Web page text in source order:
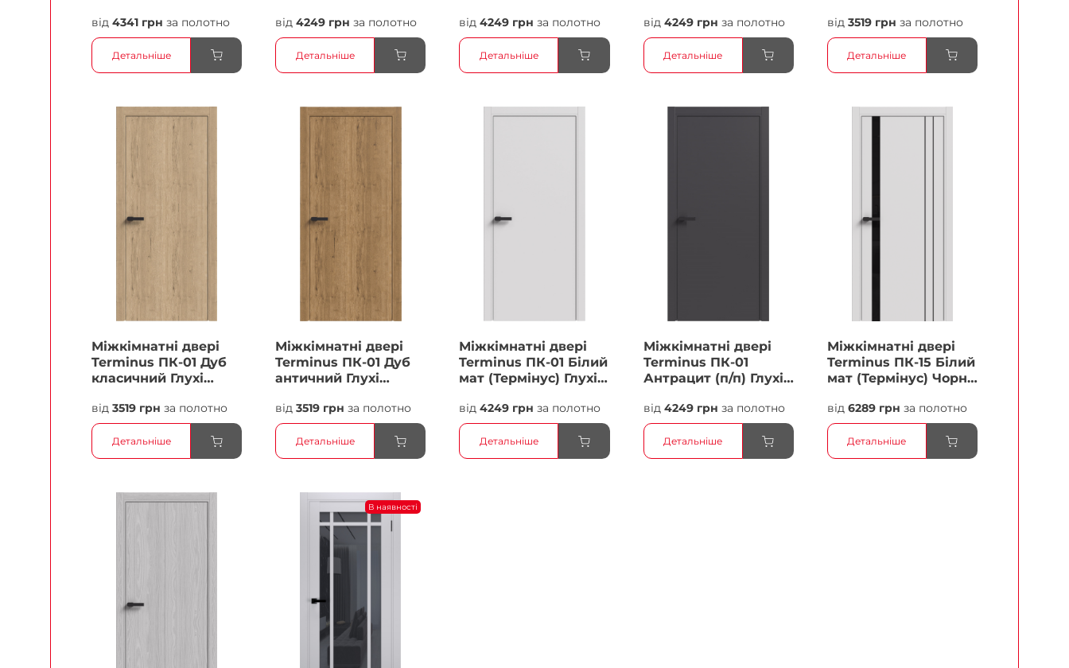
Плівка
від 4341 грн за полотно
Детальніше
від4249 грн за полотно
Детальніше
від4249 грн за полотно
Детальніше
від 4249 грн за полотно
Детальніше
від 3519 грн за полотно
Детальніше
Міжкімнатні двері
Terminus ПК-01 Дуб
класичний Глухі
від 3519 грн за полотно
Детальніше
Міжкімнатні двері
Terminus ПК-01 Дуб
античний Глухі
від3519 грн за полотно
Детальніше
Міжкімнатні двері
Terminus ПК-01 Білий
мат (Термінус) Глухі
від4249 грн за полотно
Детальніше
Міжкімнатні двері
Terminus ПК-01
Антрацит (п/п) Глухі
від 4249 грн за полотно
Детальніше
Міжкімнатні двері
Terminus ПК-15 Білий
мат (Термінус) Чорне
від 6289 грн за полотно
Детальніше
В наявності